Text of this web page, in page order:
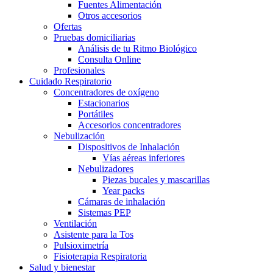
Fuentes Alimentación
Otros accesorios
Ofertas
Pruebas domiciliarias
Análisis de tu Ritmo Biológico
Consulta Online
Profesionales
Cuidado Respiratorio
Concentradores de oxígeno
Estacionarios
Portátiles
Accesorios concentradores
Nebulización
Dispositivos de Inhalación
Vías aéreas inferiores
Nebulizadores
Piezas bucales y mascarillas
Year packs
Cámaras de inhalación
Sistemas PEP
Ventilación
Asistente para la Tos
Pulsioximetría
Fisioterapia Respiratoria
Salud y bienestar